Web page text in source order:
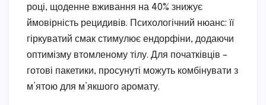
році, щоденне вживання на 40% знижує
ймовірність рецидивів. Психологічний нюанс: її
гіркуватий смак стимулює ендорфіни, додаючи
оптимізму втомленому тілу. Для початківців –
готові пакетики, просунуті можуть комбінувати з
м’ятою для м’якшого аромату.